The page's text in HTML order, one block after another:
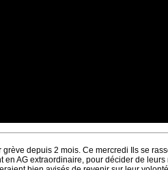
depuis 2 mois. Ce mercredi Ils se
AG extraordinaire, pour décider de